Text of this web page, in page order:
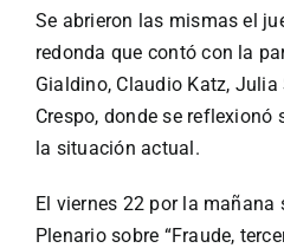
Se abrieron las mismas el
redonda que contó con la
Gialdino, Claudio Katz,
Crespo, donde se reflexionó
la situación actual.
El viernes 22 por la mañana
Plenario sobre “Fraude,